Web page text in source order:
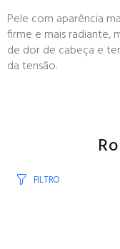
Pele com aparência
firme e mais radiante,
de dor de cabeça e
da tensão.
FILTRO